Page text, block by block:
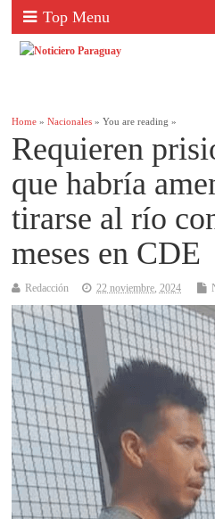
Top Menu
Home »Nacionales » You are reading »
Requieren
que habría
tirarse al río
meses en CDE
Redacción 22 noviembre, 2024